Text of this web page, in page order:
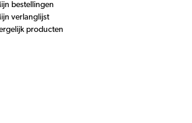
bestellingen
verlanglijst
producten